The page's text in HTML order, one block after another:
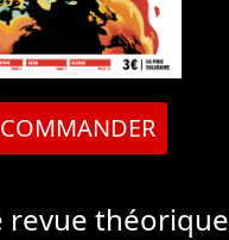
COMMANDER
revue théorique